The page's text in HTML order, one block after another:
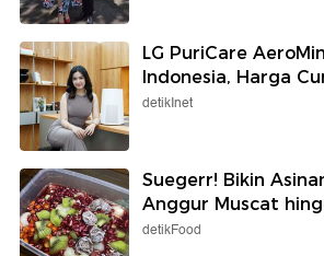
LG PuriCare
Indonesia, Harga
detikInet
Suegerr! Bikin
Anggur Muscat
detikFood